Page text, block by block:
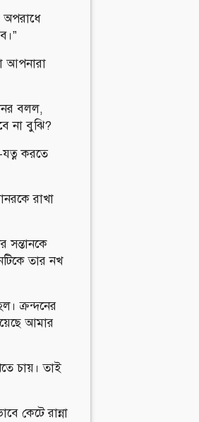
অপরাধে
আপনারা
বলল,
না বুঝি?
যত্ন করতে
রাখা
সন্তানকে
তার নখ
ক্রন্দনের
আমার
চায়। তাই
কেটে রান্না